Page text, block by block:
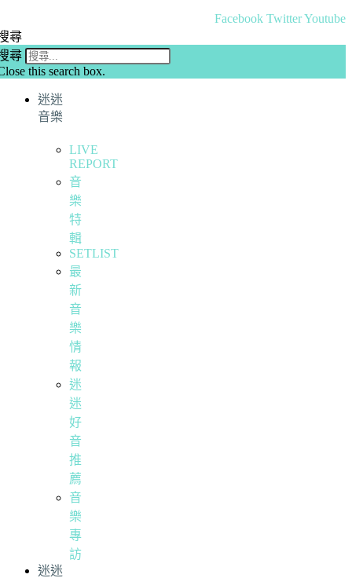
Facebook TwitterYoutube
尋
尋
this search box.
迷迷
音樂
LIVE
REPORT
音
樂
特
輯
SETLIST
最
新
音
樂
情
報
迷
迷
好
音
推
薦
音
樂
專
訪
迷迷